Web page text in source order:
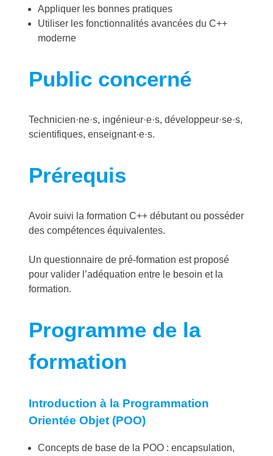
Appliquer les bonnes pratiques
Utiliser les fonctionnalités avancées du C++
moderne
Public concerné
Technicien·ne·s, ingénieur·e·s, développeur·se·s,
scientifiques, enseignant·e·s.
Prérequis
Avoir suivi la formation C++ débutant ou posséder
des compétences équivalentes.
Un questionnaire de pré-formation est proposé
pour valider l’adéquation entre le besoin et la
formation.
Programme de la
formation
Introduction à la Programmation
Orientée Objet (POO)
Concepts de base de la POO : encapsulation,